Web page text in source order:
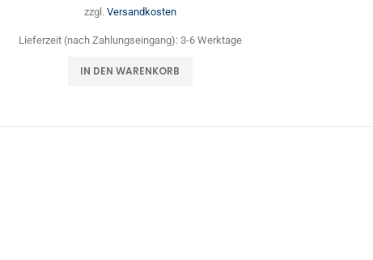
zzgl. Versandkosten
Lieferzeit (nach Zahlungseingang): 3-6 Werktage
IN DEN WARENKORB